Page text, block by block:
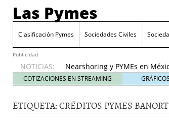
Las Pymes
Clasificación Pymes Sociedades Civiles
Publicidad
NOTICIAS:
Retos de las PYMES
para la demanda de
Turismo y PYMEs: qué
Nearshoring y PYMEs en
suministro 21 enero, 2026
El impacto del entorno
Proveedores de Pemex en
COTIZACIONES EN STREAMING
ETIQUETA:CRÉDITOS PYMES